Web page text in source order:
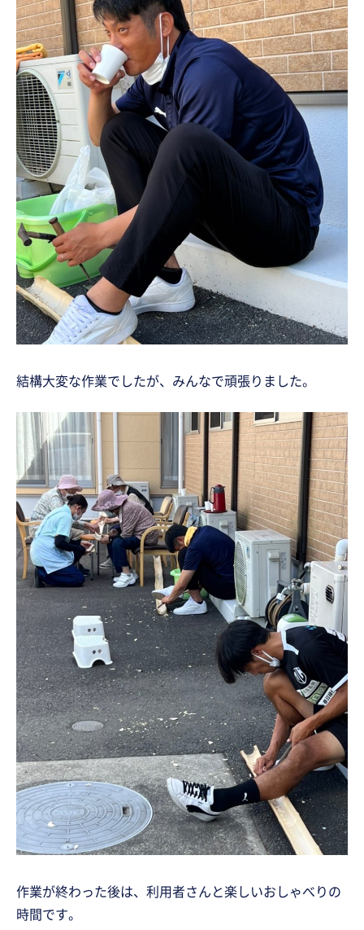
結構大変な作業でしたが、みんなで頑張りました。
作業が終わった後は、利用者さんと楽しいおしゃべりの
時間です。